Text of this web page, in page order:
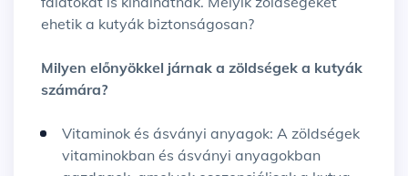
ehetik a kutyák biztonságosan?
Milyen előnyökkel járnak a zöldségek a kutyák
számára?
Vitaminok és ásványi anyagok: A zöldségek
vitaminokban és ásványi anyagokban